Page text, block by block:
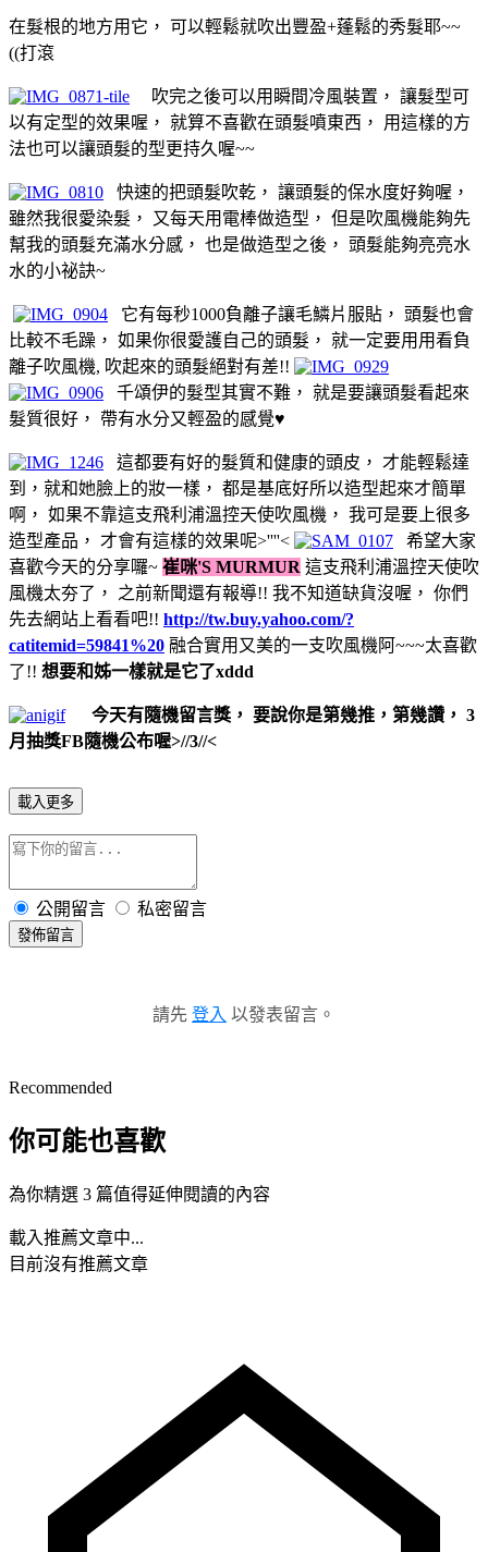
在髮根的地方用它， 可以輕鬆就吹出豐盈+蓬鬆的秀髮耶~~
((打滾
吹完之後可以用瞬間冷風裝置， 讓髮型可
以有定型的效果喔， 就算不喜歡在頭髮噴東西， 用這樣的方
法也可以讓頭髮的型更持久喔~~
快速的把頭髮吹乾， 讓頭髮的保水度好夠喔，
雖然我很愛染髮， 又每天用電棒做造型， 但是吹風機能夠先
幫我的頭髮充滿水分感， 也是做造型之後， 頭髮能夠亮亮水
水的小祕訣~
它有每秒1000負離子讓毛鱗片服貼， 頭髮也會
比較不毛躁， 如果你很愛護自己的頭髮， 就一定要用用看負
離子吹風機, 吹起來的頭髮絕對有差!!
千頌伊的髮型其實不難， 就是要讓頭髮看起來
髮質很好， 帶有水分又輕盈的感覺♥
這都要有好的髮質和健康的頭皮， 才能輕鬆達
到，就和她臉上的妝一樣， 都是基底好所以造型起來才簡單
啊， 如果不靠這支飛利浦溫控天使吹風機， 我可是要上很多
造型產品， 才會有這樣的效果呢>''''<
希望大家
喜歡今天的分享囉~ 崔咪'S MURMUR 這支飛利浦溫控天使吹
風機太夯了， 之前新聞還有報導!! 我不知道缺貨沒喔， 你們
先去網站上看看吧!! http://tw.buy.yahoo.com/?
catitemid=59841%20 融合實用又美的一支吹風機阿~~~太喜歡
了!! 想要和姊一樣就是它了xddd
今天有隨機留言獎， 要說你是第幾推，第幾讚， 3
月抽獎FB隨機公布喔>//3//<
載入更多
公開留言 私密留言
發佈留言
請先 登入 以發表留言。
Recommended
你可能也喜歡
為你精選 3 篇值得延伸閱讀的內容
載入推薦文章中...
目前沒有推薦文章